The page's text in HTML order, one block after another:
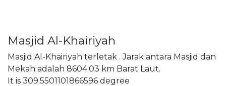
Masjid Al-Khairiyah
Masjid Al-Khairiyah terletak . Jarak antara Masjid dan
Mekah adalah 8604.03 km Barat Laut.
It is 309.5501101866596 degree